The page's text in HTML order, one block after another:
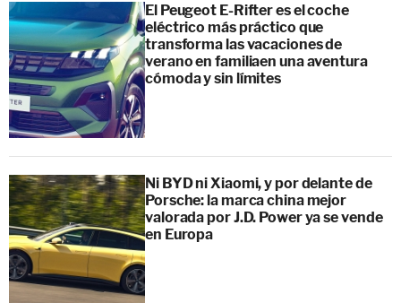
El Peugeot E-Rifter es el coche
eléctrico más práctico que
transforma las vacaciones de
verano en familiaen una aventura
cómoda y sin límites
Ni BYD ni Xiaomi, y por delante de
Porsche: la marca china mejor
valorada por J.D. Power ya se vende
en Europa